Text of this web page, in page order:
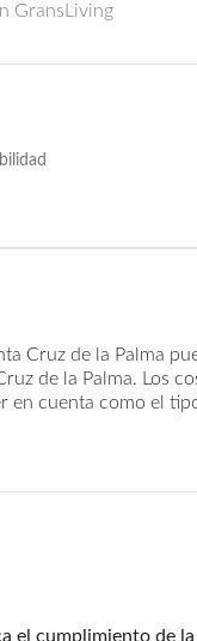
GransLiving
Cruz de la Palma
de la Palma. Los
en cuenta como el
el cumplimiento de